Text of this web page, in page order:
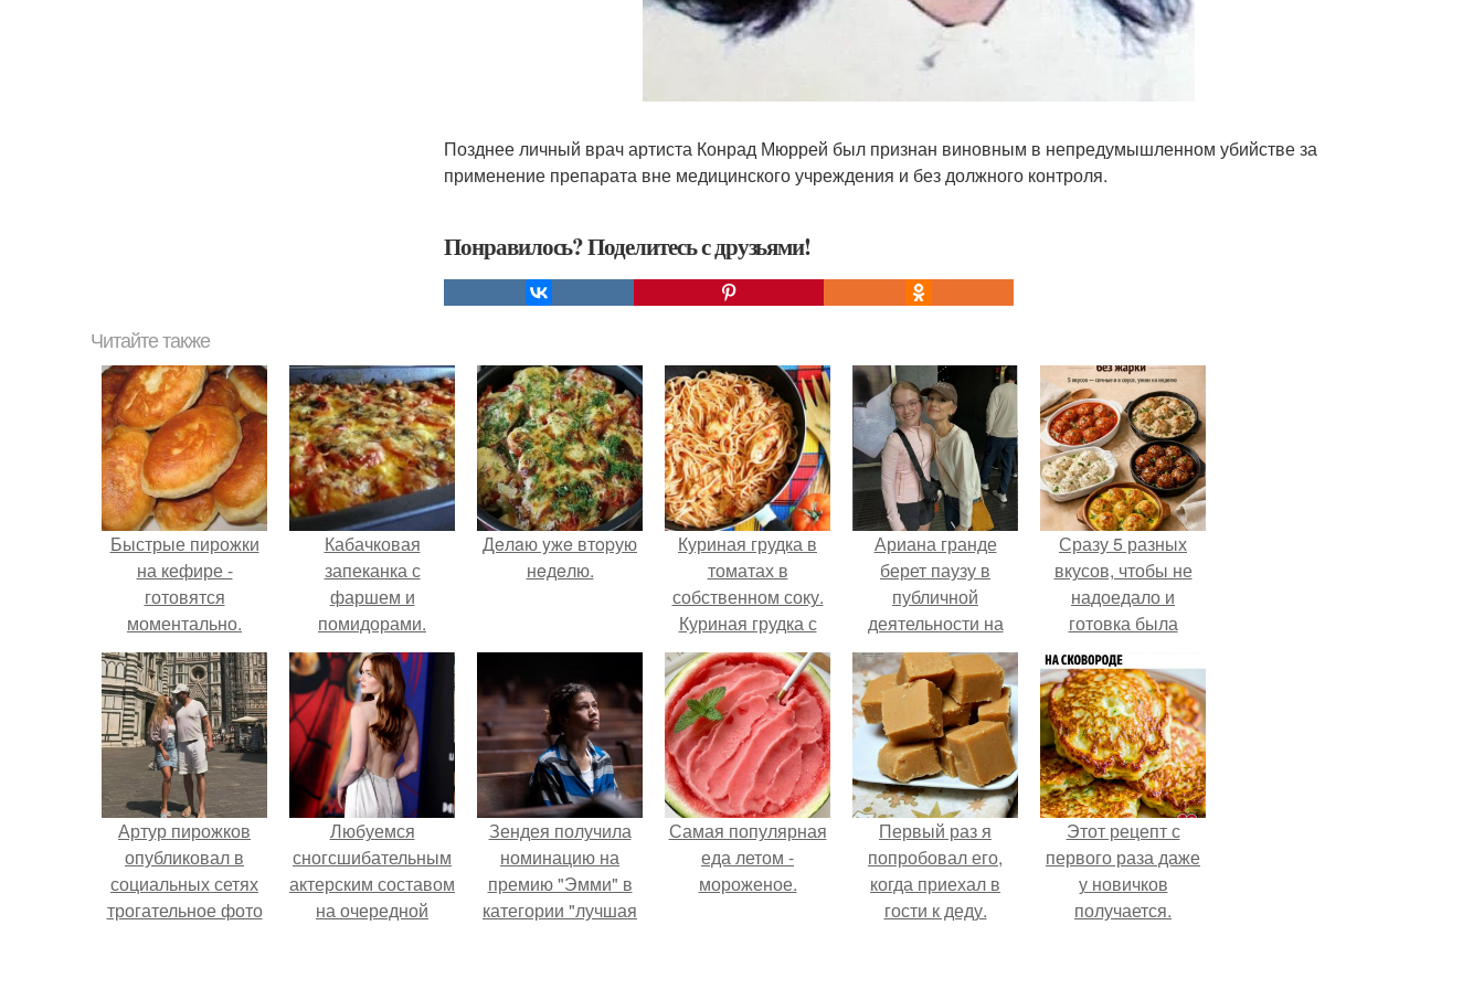
Позднее личный врач артиста Конрад Мюррей был признан виновным в непредумышленном убийстве за
применение препарата вне медицинского учреждения и без должного контроля.
Понравилось? Поделитесь с друзьями!
Читайте также
Быстрые пирожки
на кефире -
готовятся
моментально.
Кабачковая
запеканка с
фаршем и
помидорами.
Дeлaю yжe втopую
нeдeлю.
Куриная грудка в
томатах в
собственном соку.
Куриная грудка с
помидорами на
сковороде.
Ариана гранде
берет паузу в
публичной
деятельности на
фоне слухов о
своем здоровье.
Сразу 5 разных
вкусов, чтобы не
надоедало и
готовка была
проще.
Артур пирожков
опубликовал в
социальных сетях
трогательное фото
Любуемся
сногсшибательным
актерским составом
на очередной
Зендея получила
номинацию на
премию "Эмми" в
категории "лучшая
Самая популярная
еда летом -
мороженое.
Первый раз я
попробовал его,
когда приехал в
гости к деду.
Этот рецепт с
первого раза даже
у новичков
получается.